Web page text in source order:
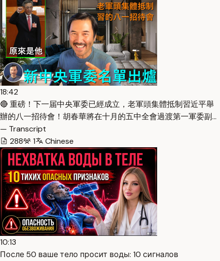
18:42
🔴 重磅！下一届中央軍委已經成立，老軍頭集體抵制習近平舉
辦的八一招待會！胡春華將在十月的五中全會過渡第一軍委副…
— Transcript
288
1 Chinese
10:13
После 50 ваше тело просит воды: 10 сигналов